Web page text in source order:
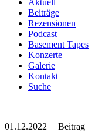
Aktuell
Beiträge
Rezensionen
Podcast
Basement Tapes
Konzerte
Galerie
Kontakt
Suche
01.12.2022 | Beitrag